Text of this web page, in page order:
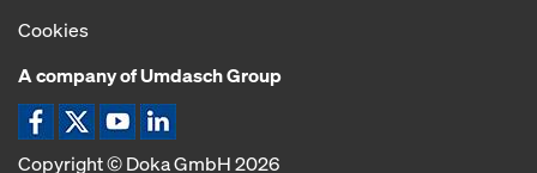
Cookies
A company of Umdasch Group
Copyright © Doka GmbH 2026